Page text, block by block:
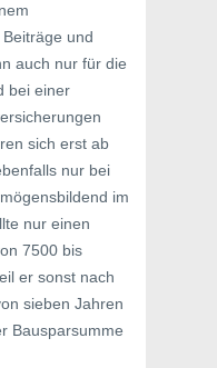
und
auch nur für die
bei einer
sich erst ab
nur bei
im
nur einen
7500 bis
er sonst nach
sieben Jahren
Bausparsumme